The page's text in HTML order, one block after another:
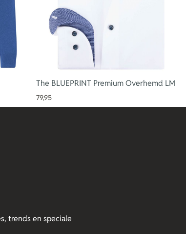
The BLUEPRINT Premium Overhemd LM
79,95
trends en speciale